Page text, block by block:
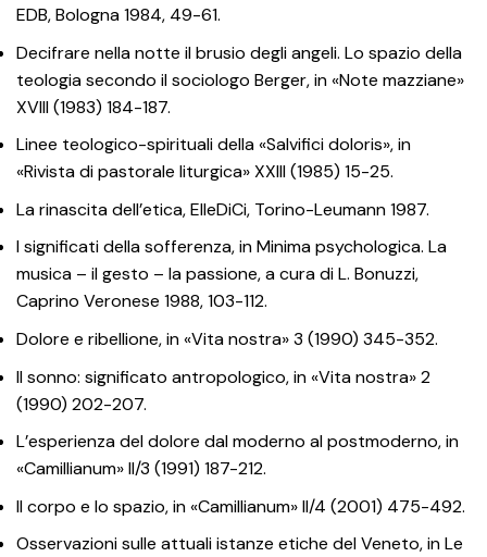
EDB, Bologna 1984, 49-61.
Decifrare nella notte il brusio degli angeli. Lo spazio della
teologia secondo il sociologo Berger, in «Note mazziane»
XVIII (1983) 184-187.
Linee teologico-spirituali della «Salvifici doloris», in
«Rivista di pastorale liturgica» XXIII (1985) 15-25.
La rinascita dell’etica, ElleDiCi, Torino-Leumann 1987.
I significati della sofferenza, in Minima psychologica. La
musica – il gesto – la passione, a cura di L. Bonuzzi,
Caprino Veronese 1988, 103-112.
Dolore e ribellione, in «Vita nostra» 3 (1990) 345-352.
Il sonno: significato antropologico, in «Vita nostra» 2
(1990) 202-207.
L’esperienza del dolore dal moderno al postmoderno, in
«Camillianum» II/3 (1991) 187-212.
Il corpo e lo spazio, in «Camillianum» II/4 (2001) 475-492.
Osservazioni sulle attuali istanze etiche del Veneto, in Le